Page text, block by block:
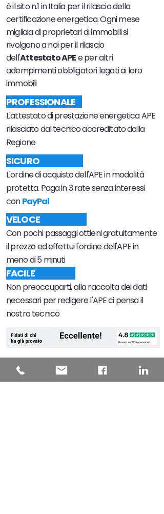
è il sito n.1 in Italia per il rilascio della
certificazione energetica. Ogni mese
migliaia di proprietari di immobili si
rivolgono a noi per il rilascio
dell'Attestato APEe per altri
adempimenti obbligatori legati ai loro
immobili
PROFESSIONALE
L'attestato di prestazione energetica APE
rilasciato dal tecnico accreditato dalla
Regione
SICURO
L'ordine di acquisto dell'APE in modalità
protetta. Paga in 3 rate senza interessi
conPayPal
VELOCE
Con pochi passaggi ottieni gratuitamente
il prezzo ed effettui l'ordine dell'APE in
meno di 5 minuti
FACILE
Non preoccuparti, alla raccolta dei dati
necessari per redigere l'APE ci pensa il
nostro tecnico
Certificatori energetici
accreditati nelle